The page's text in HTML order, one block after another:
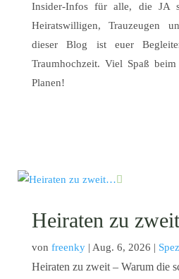
Insider-Infos für alle, die JA
Heiratswilligen, Trauzeugen
dieser Blog ist euer
Traumhochzeit. Viel Spaß
Planen!
Heiraten zu
von freenky| Aug. 6, 2026 |
Heiraten zu zweit – Warum die